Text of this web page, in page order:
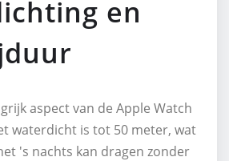
en
aspect van de Apple Watch
waterdicht is tot 50 meter, wat
's nachts kan dragen zonder